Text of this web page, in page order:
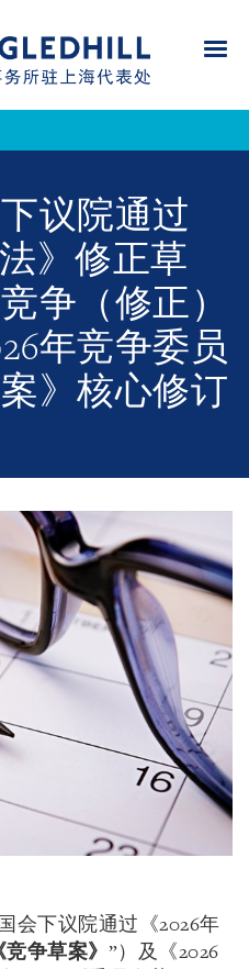
议院通过
法》修正草
争（修正）
年竞争委员
》核心修订
会下议院通过《2026年
竞争草案》 ”）及《2026